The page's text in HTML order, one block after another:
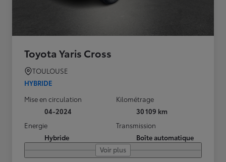
Toyota Yaris Cross
TOULOUSE
HYBRIDE
Mise en circulation
04-2024
Kilométrage
30 109 km
Energie
Hybride
Transmission
Boîte automatique
Voir plus